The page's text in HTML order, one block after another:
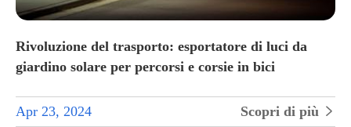
Rivoluzione del trasporto: esportatore di luci da
giardino solare per percorsi e corsie in bici
Apr 23, 2024 Scopri di più 